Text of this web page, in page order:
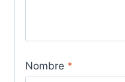
Nombre *